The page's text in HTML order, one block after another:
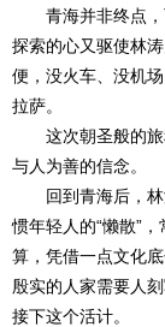
青海并非终点，
探索的心又驱使林
便，没火车、没机
拉萨。
这次朝圣般的旅
与人为善的信念。
回到青海后，林
惯年轻人的“懒散”
算，凭借一点文化
殷实的人家需要人
接下这个活计。